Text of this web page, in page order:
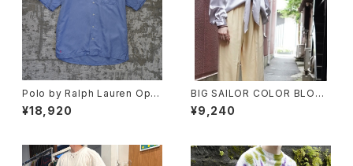
Polo by Ralph Lauren Ope
n Collar Shirt "CALDWELL"
¥18,920
BIG SAILOR COLOR BLOUS
E
¥9,240